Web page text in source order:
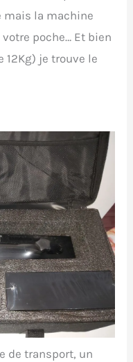
mais la machine
poche… Et bien
12Kg) je trouve le
de transport, un